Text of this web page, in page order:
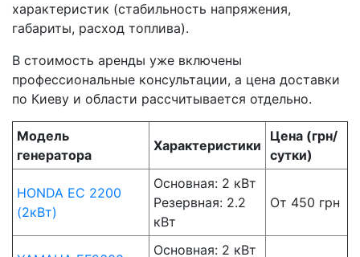
характеристик (стабильность напряжения,
габариты, расход топлива).
В стоимость аренды уже включены
профессиональные консультации, а цена доставки
по Киеву и области рассчитывается отдельно.
Модель
генератора
Характеристики
Цена (грн/
сутки)
HONDA EC 2200
(2кВт)
Основная: 2 кВт
Резервная: 2.2
кВт
От 450 грн
Основная: 2 кВт